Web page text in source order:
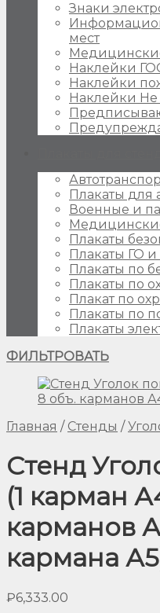
Знаки
мест
Наклейки
Наклейки
Наклейки Не
Плакаты для
Военные и
Плакаты
Плакаты ГО
Плакаты по
Плакаты по
Плакат по
Плакаты по
Плакаты
ФИЛЬТРОВАТЬ
Главная / Стенды /
Стенд
(1 карман
карманов
кармана
₽6,333.00